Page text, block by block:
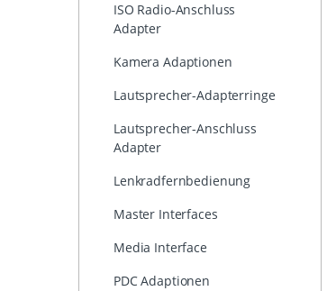
ISO Radio-Anschluss
Adapter
Kamera Adaptionen
Lautsprecher-Adapterringe
Lautsprecher-Anschluss
Adapter
Lenkradfernbedienung
Master Interfaces
Media Interface
PDC Adaptionen